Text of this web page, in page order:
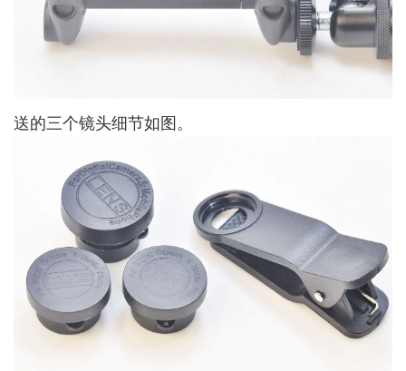
送的三个镜头细节如图。